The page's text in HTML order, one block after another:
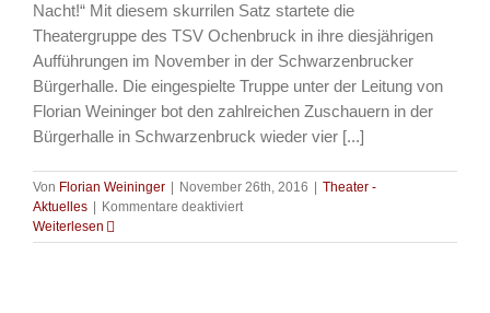
Nacht!“ Mit diesem skurrilen Satz startete die
Theatergruppe des TSV Ochenbruck in ihre diesjährigen
Aufführungen im November in der Schwarzenbrucker
Bürgerhalle. Die eingespielte Truppe unter der Leitung von
Florian Weininger bot den zahlreichen Zuschauern in der
Bürgerhalle in Schwarzenbruck wieder vier [...]
Von Florian Weininger November 26th, 2016
Theater -
Aktuelles
Kommentare deaktiviertfür
2016
Weiterlesen